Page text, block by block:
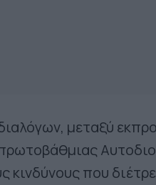
μεταξύ
κινδύνους που